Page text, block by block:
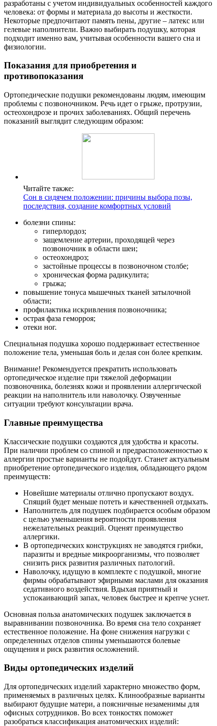
разработаны с учетом индивидуальных особенностей каждого
человека: от формы и материала до высоты и жесткости.
Некоторые предпочитают память пены, другие – латекс или
гелевые наполнители. Важно выбирать подушку, которая
подходит именно вам, учитывая особенности вашего сна и
физиологии.
Показания для приобретения и
противопоказания
Ортопедические подушки рекомендованы людям, имеющим
проблемы с позвоночником. Речь идет о грыже, протрузии,
остеохондрозе и прочих заболеваниях. Общий перечень
показаний выглядит следующим образом:
Читайте также:
Сон в сидячем положении: причины выбора позы,
последствия, создание комфортных условий
болезни спины:
гиперлордоз;
защемление артерии, проходящей через
позвоночник в области шеи;
остеохондроз;
застойные процессы в позвоночном столбе;
хроническая форма радикулита;
грыжа;
повышение тонуса мышечных тканей затылочной
области;
профилактика искривления позвоночника;
острая фаза геморроя;
отеки ног.
Специальная подушка хорошо поддерживает естественное
положение тела, уменьшая боль и делая сон более крепким.
Внимание! Рекомендуется прекратить использовать
ортопедическое изделие при тяжелой деформации
позвоночника, болезнях кожи и проявлении аллергической
реакции на наполнитель или наволочку. Озвученные
ситуации требуют консультации врача.
Главные преимущества
Классические подушки создаются для удобства и красоты.
При наличии проблем со спиной и предрасположенностью к
аллергии простые варианты не подойдут. Станет актуальным
приобретение ортопедического изделия, обладающего рядом
преимуществ:
Новейшие материалы отлично пропускают воздух.
Спящий будет меньше потеть и качественней отдыхать.
Наполнитель для подушек подбирается особым образом
с целью уменьшения вероятности проявления
нежелательных реакций. Оценят преимущество
аллергики.
В ортопедических конструкциях не заводятся грибки,
паразиты и вредные микроорганизмы, что позволяет
снизить риск развития различных патологий.
Наволочку, идущую в комплекте с подушкой, многие
фирмы обрабатывают эфирными маслами для оказания
седативного воздействия. Вдыхая приятный и
успокаивающий запах, человек быстрее и крепче уснет.
Основная польза анатомических подушек заключается в
выравнивании позвоночника. Во время сна тело сохраняет
естественное положение. На фоне снижения нагрузки с
определенных отделов спины уменьшаются болевые
ощущения и риск развития осложнений.
Виды ортопедических изделий
Для ортопедических изделий характерно множество форм,
применяемых в различных целях. Клинообразные варианты
выбирают будущие матери, а поясничные незаменимы для
офисных сотрудников. Во всех тонкостях поможет
разобраться классификация анатомических изделий: